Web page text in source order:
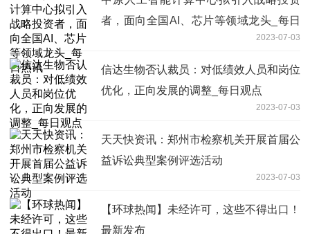
者，面向全国AI、芯片等领域龙头_每日
2023-07-03
信达生物否认裁员：对低绩效人员和岗位
优化，正向发展的调整_每日观点
2023-07-03
天天快资讯：郑州市检察机关开展首届公
益诉讼典型案例评选活动
2023-07-03
【环球热闻】未经许可，这些不得出口！
最新发布